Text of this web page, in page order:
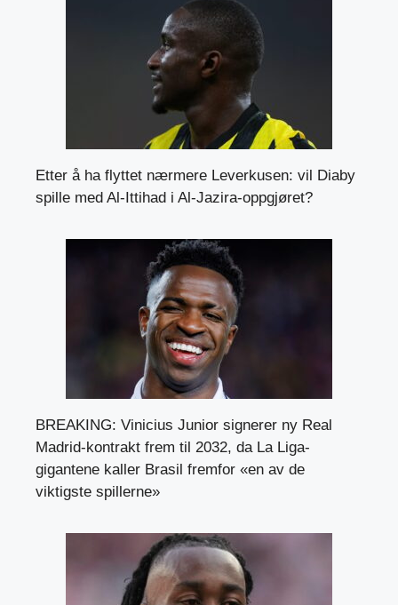
Etter å ha flyttet nærmere Leverkusen: vil Diaby
spille med Al-Ittihad i Al-Jazira-oppgjøret?
BREAKING: Vinicius Junior signerer ny Real
Madrid-kontrakt frem til 2032, da La Liga-
gigantene kaller Brasil fremfor «en av de
viktigste spillerne»